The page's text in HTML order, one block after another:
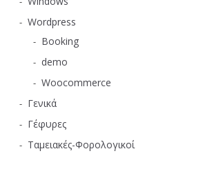
Wordpress
Booking
demo
Woocommerce
Γενικά
Γέφυρες
Ταμειακές-Φορολογικοί